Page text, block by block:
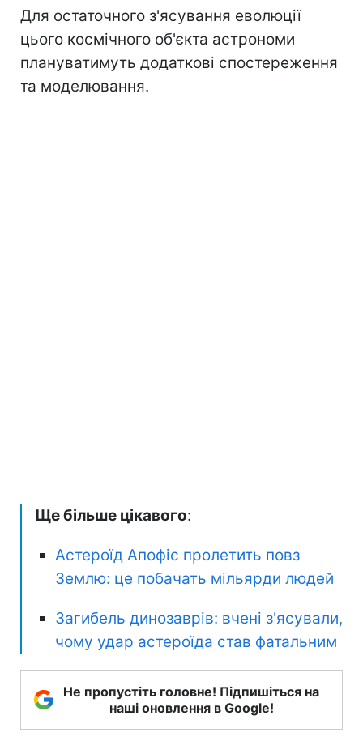
Для остаточного з'ясування еволюції
цього космічного об'єкта астрономи
плануватимуть додаткові спостереження
та моделювання.
Ще більше цікавого:
Астероїд Апофіс пролетить повз
Землю: це побачать мільярди людей
Загибель динозаврів: вчені з'ясували,
чому удар астероїда став фатальним
Не пропустіть головне! Підпишіться на
наші оновлення в Google!